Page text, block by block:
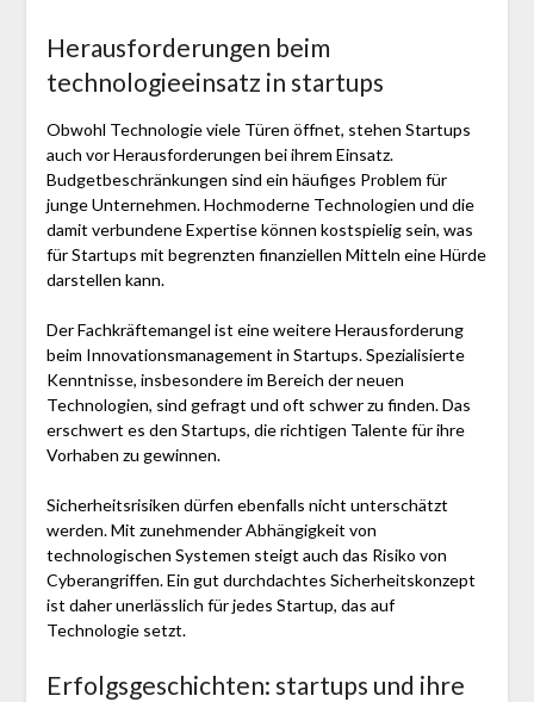
Herausforderungen beim
technologieeinsatz in startups
Obwohl Technologie viele Türen öffnet, stehen Startups
auch vor Herausforderungen bei ihrem Einsatz.
Budgetbeschränkungen sind ein häufiges Problem für
junge Unternehmen. Hochmoderne Technologien und die
damit verbundene Expertise können kostspielig sein, was
für Startups mit begrenzten finanziellen Mitteln eine Hürde
darstellen kann.
Der Fachkräftemangel ist eine weitere Herausforderung
beim Innovationsmanagement in Startups. Spezialisierte
Kenntnisse, insbesondere im Bereich der neuen
Technologien, sind gefragt und oft schwer zu finden. Das
erschwert es den Startups, die richtigen Talente für ihre
Vorhaben zu gewinnen.
Sicherheitsrisiken dürfen ebenfalls nicht unterschätzt
werden. Mit zunehmender Abhängigkeit von
technologischen Systemen steigt auch das Risiko von
Cyberangriffen. Ein gut durchdachtes Sicherheitskonzept
ist daher unerlässlich für jedes Startup, das auf
Technologie setzt.
Erfolgsgeschichten: startups und ihre